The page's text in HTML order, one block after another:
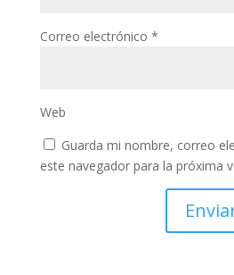
Correo electrónico *
Web
Guarda mi nombre, correo
este navegador para la próxima